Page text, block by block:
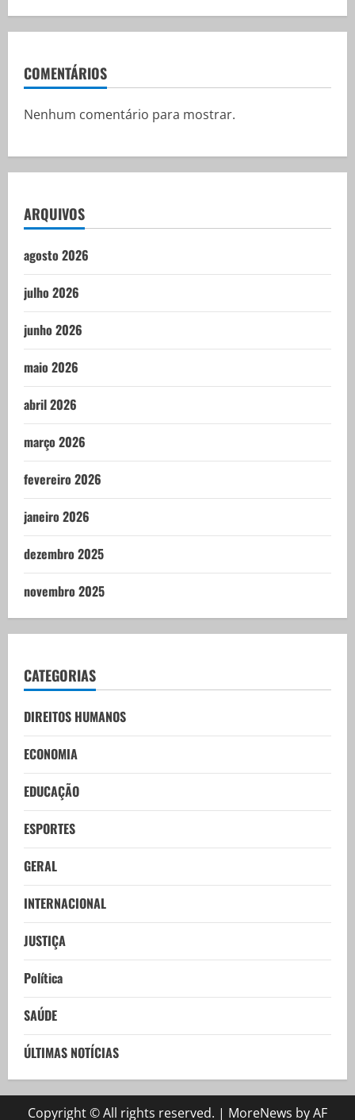
COMENTÁRIOS
Nenhum comentário para mostrar.
ARQUIVOS
agosto 2026
julho 2026
junho 2026
maio 2026
abril 2026
março 2026
fevereiro 2026
janeiro 2026
dezembro 2025
novembro 2025
CATEGORIAS
DIREITOS HUMANOS
ECONOMIA
EDUCAÇÃO
ESPORTES
GERAL
INTERNACIONAL
JUSTIÇA
Política
SAÚDE
ÚLTIMAS NOTÍCIAS
Copyright © All rights reserved. | MoreNews by AF